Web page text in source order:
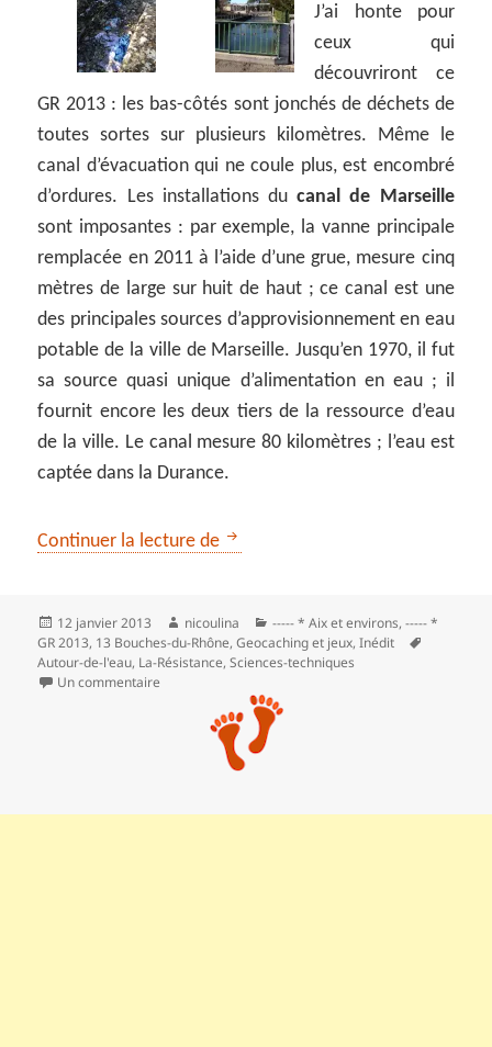
J’ai honte pour
ceux qui
découvriront ce
GR 2013 : les bas-côtés sont jonchés de déchets de
toutes sortes sur plusieurs kilomètres. Même le
canal d’évacuation qui ne coule plus, est encombré
d’ordures. Les installations ducanal de Marseille
sont imposantes : par exemple, la vanne principale
remplacée en 2011 à l’aide d’une grue, mesure cinq
mètres de large sur huit de haut ; ce canal est une
des principales sources d’approvisionnement en eau
potable de la ville de Marseille. Jusqu’en 1970, il fut
sa source quasi unique d’alimentation en eau ; il
fournit encore les deux tiers de la ressource d’eau
de la ville. Le canal mesure 80 kilomètres ; l’eau est
captée dans la Durance.
Continuer la lecture de GR 2013 : autour du Réaltor
Publié
le
12 janvier 2013 Auteur
nicoulina Catégories
----- * Aix et environs,----- *
GR 2013, 13 Bouches-du-Rhône,Geocaching et jeux,Inédit
Autour-de-l'eau, La-Résistance,Sciences-techniques
Un commentaire sur GR 2013 : autour du Réaltor